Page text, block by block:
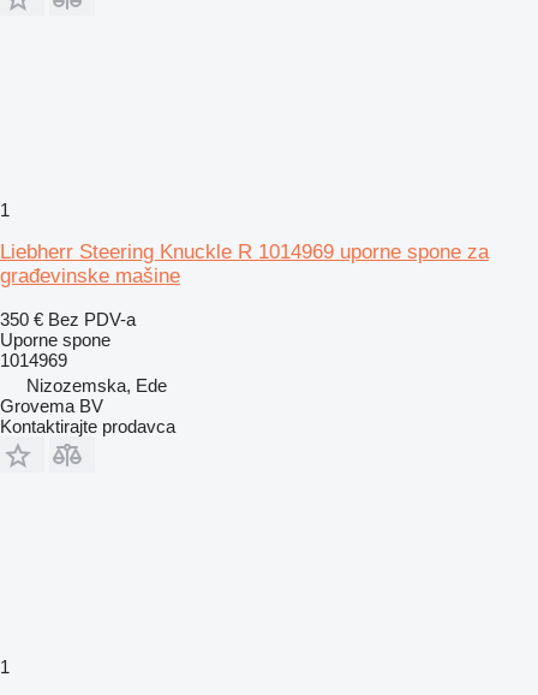
1
Liebherr Steering Knuckle R 1014969 uporne spone za
građevinske mašine
350 € Bez PDV-a
Uporne spone
1014969
Nizozemska, Ede
Grovema BV
Kontaktirajte prodavca
1